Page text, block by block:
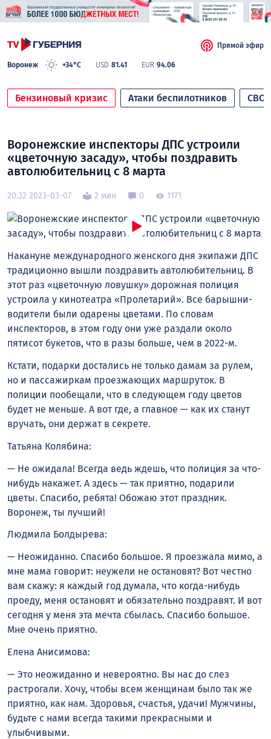
Воронеж +34°C USD 81.41 EUR 94.06
Прямой эфир
Бензиновый кризис Атаки беспилотников СВО
Воронежские инспекторы ДПС устроили
«цветочную засаду», чтобы поздравить
автолюбительниц с 8 марта
20:32 2023-03-07 2 мин 0 1171
Накануне международного женского дня экипажи ДПС
традиционно вышли поздравить автолюбительниц. В
этот раз «цветочную ловушку» дорожная полиция
устроила у кинотеатра «Пролетарий». Все барышни-
водители были одарены цветами. По словам
инспекторов, в этом году они уже раздали около
пятисот букетов, что в разы больше, чем в 2022-м.
Кстати, подарки достались не только дамам за рулем,
но и пассажиркам проезжающих маршруток. В
полиции пообещали, что в следующем году цветов
будет не меньше. А вот где, а главное — как их станут
вручать, они держат в секрете.
Татьяна Колябина:
— Не ожидала! Всегда ведь ждешь, что полиция за что-
нибудь накажет. А здесь — так приятно, подарили
цветы. Спасибо, ребята! Обожаю этот праздник.
Воронеж, ты лучший!
Людмила Болдырева:
— Неожиданно. Спасибо большое. Я проезжала мимо, а
мне мама говорит: неужели не остановят? Вот честно
вам скажу: я каждый год думала, что когда-нибудь
проеду, меня остановят и обязательно поздравят. И вот
сегодня у меня эта мечта сбылась. Спасибо большое.
Мне очень приятно.
Елена Анисимова:
— Это неожиданно и невероятно. Вы нас до слез
растрогали. Хочу, чтобы всем женщинам было так же
приятно, как нам. Здоровья, счастья, удачи! Мужчины,
будьте с нами всегда такими прекрасными и
улыбчивыми.